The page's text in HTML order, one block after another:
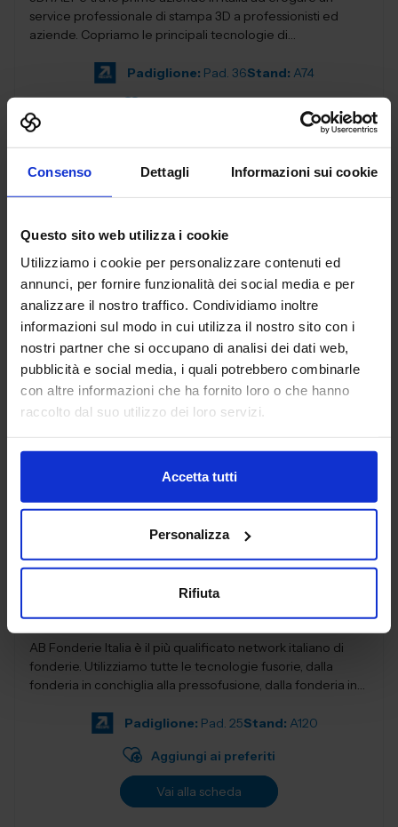
Consenso Dettagli Informazioni sui cookie
Questo sito web utilizza i cookie
Utilizziamo i cookie per personalizzare contenuti ed
annunci, per fornire funzionalità dei social media e per
analizzare il nostro traffico. Condividiamo inoltre
informazioni sul modo in cui utilizza il nostro sito con i
nostri partner che si occupano di analisi dei dati web,
pubblicità e social media, i quali potrebbero combinarle
con altre informazioni che ha fornito loro o che hanno
raccolto dal suo utilizzo dei loro servizi.
Accetta tutti
Personalizza
Rifiuta
service professionale di stampa 3D a professionisti ed
aziende. Copriamo le principali tecnologie di
Padiglione: Pad. 36Stand: A74
3DZ S.P.A.
ADDITIVE MANUFACTURING
3DZ spa è specializzata nell’introduzione della stampa 3D
nelle imprese e nella vendita dei più prestigiosi brand
mondiali di stampanti con tecnologia a filamento, polvere,
resina,...
Padiglione: Pad. 36 Stand: D64
AB FONDERIE ITALIA
SUBFORNITURA MECCANICA
AB Fonderie Italia è il più qualificato network italiano di
fonderie. Utilizziamo tutte le tecnologie fusorie, dalla
fonderia in conchiglia alla pressofusione, dalla fonderia in
Padiglione: Pad. 25Stand: A120
Aggiungi ai preferiti
Vai alla scheda